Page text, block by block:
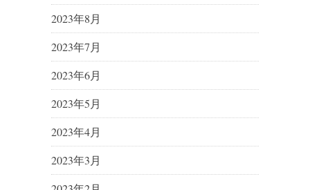
2023年8月
2023年7月
2023年6月
2023年5月
2023年4月
2023年3月